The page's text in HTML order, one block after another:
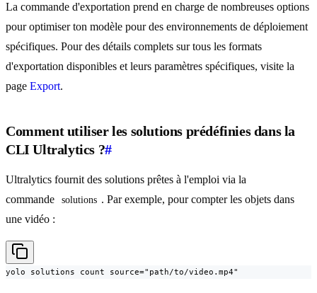
La commande d'exportation prend en charge de nombreuses options
pour optimiser ton modèle pour des environnements de déploiement
spécifiques. Pour des détails complets sur tous les formats
d'exportation disponibles et leurs paramètres spécifiques, visite la
page Export.
Comment utiliser les solutions prédéfinies dans la
CLI Ultralytics ?#
Ultralytics fournit des solutions prêtes à l'emploi via la
commande
solutions . Par exemple, pour compter les objets dans
une vidéo :
yolo solutions count source="path/to/video.mp4"